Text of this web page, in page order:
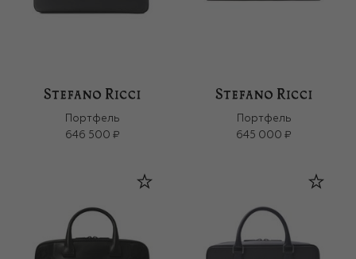
Портфель
646 500 ₽
Портфель
645 000 ₽